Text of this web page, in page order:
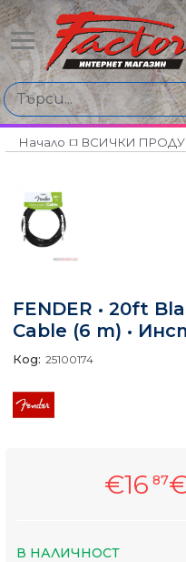
Начало ВСИЧКИ
FENDER • 20ft
Cable (6 m) •
Код: 25100174
€16 87
В НАЛИЧНОСТ